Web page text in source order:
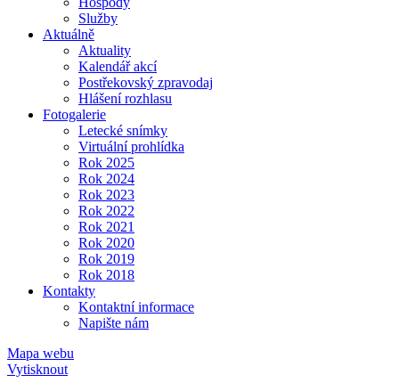
Služby
Aktuálně
Aktuality
Kalendář akcí
Postřekovský zpravodaj
Hlášení rozhlasu
Fotogalerie
Letecké snímky
Virtuální prohlídka
Rok 2025
Rok 2024
Rok 2023
Rok 2022
Rok 2021
Rok 2020
Rok 2019
Rok 2018
Kontakty
Kontaktní informace
Napište nám
Mapa webu
Vytisknout